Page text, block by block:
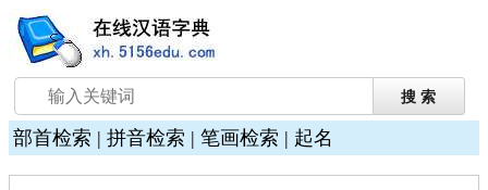
部首检索 | 拼音检索 | 笔画检索 | 起名